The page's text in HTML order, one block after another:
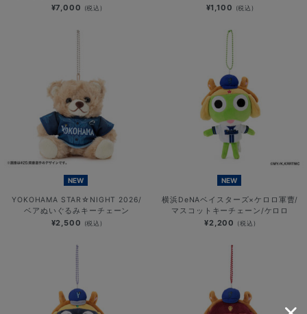
¥7,000 (税込) ¥1,100 (税込)
NEW
YOKOHAMA STAR☆NIGHT 2026/
ベアぬいぐるみキーチェーン
¥2,500 (税込)
NEW
横浜DeNAベイスターズ×ケロロ軍曹/
マスコットキーチェーン/ケロロ
¥2,200 (税込)